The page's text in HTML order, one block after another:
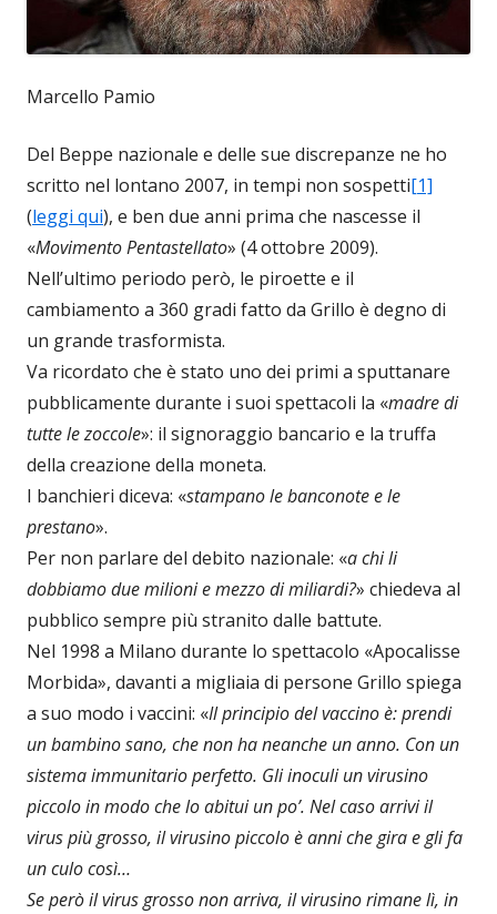
Marcello Pamio
Del Beppe nazionale e delle sue discrepanze ne ho
scritto nel lontano 2007, in tempi non sospetti[1]
(leggi qui), e ben due anni prima che nascesse il
«Movimento Pentastellato» (4 ottobre 2009).
Nell’ultimo periodo però, le piroette e il
cambiamento a 360 gradi fatto da Grillo è degno di
un grande trasformista.
Va ricordato che è stato uno dei primi a sputtanare
pubblicamente durante i suoi spettacoli la «madre di
tutte le zoccole»: il signoraggio bancario e la truffa
della creazione della moneta.
I banchieri diceva: «stampano le banconote e le
prestano».
Per non parlare del debito nazionale: «a chi li
dobbiamo due milioni e mezzo di miliardi?» chiedeva al
pubblico sempre più stranito dalle battute.
Nel 1998 a Milano durante lo spettacolo «Apocalisse
Morbida», davanti a migliaia di persone Grillo spiega
a suo modo i vaccini: «Il principio del vaccino è: prendi
un bambino sano, che non ha neanche un anno. Con un
sistema immunitario perfetto. Gli inoculi un virusino
piccolo in modo che lo abitui un po’. Nel caso arrivi il
virus più grosso, il virusino piccolo è anni che gira e gli fa
un culo così…
Se però il virus grosso non arriva, il virusino rimane lì, in